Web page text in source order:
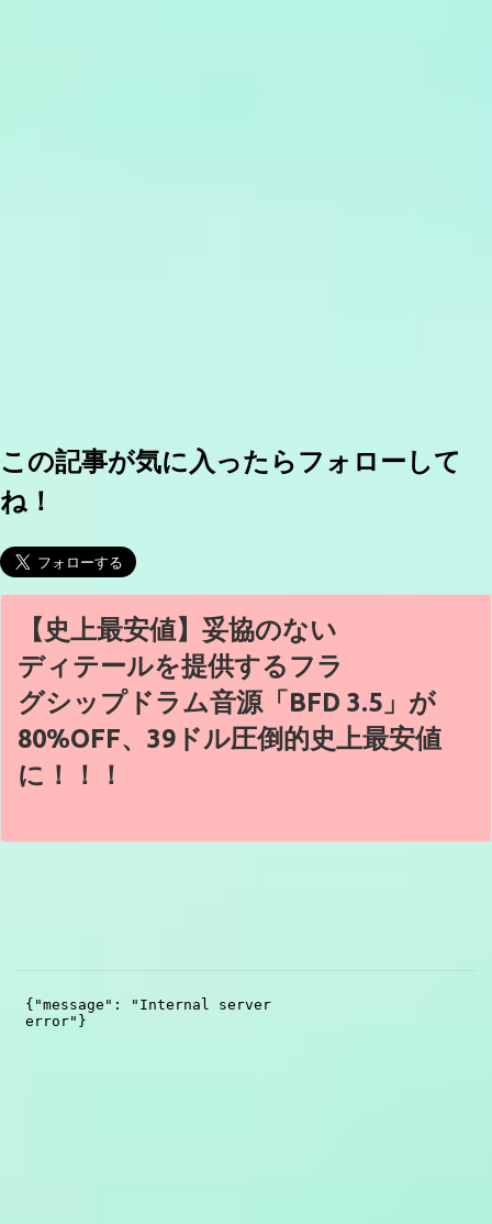
この記事が気に入ったらフォローして
ね！
【史上最安値】妥協のない
ディテールを提供するフラ
グシップドラム音源「BFD 3.5」が
80%OFF、39ドル圧倒的史上最安値
に！！！